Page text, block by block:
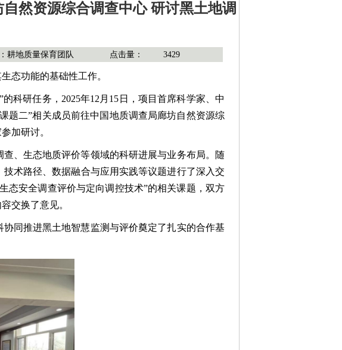
然资源综合调查中心 研讨黑土地调
耕地质量保育团队 点击量： 3429
态功能的基础性工作。
科研任务，2025年12月15日，项目首席科学家、中
题二”相关成员前往中国地质调查局廊坊自然资源综
加研讨。
、生态地质评价等领域的科研进展与业务布局。随
术路径、数据融合与应用实践等议题进行了深入交
态安全调查评价与定向调控技术”的相关课题，双方
交换了意见。
同推进黑土地智慧监测与评价奠定了扎实的合作基